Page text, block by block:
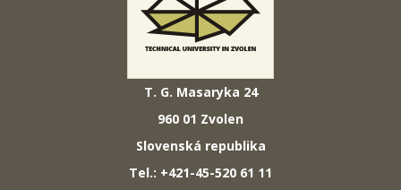
T. G. Masaryka 24
960 01 Zvolen
Slovenská republika
Tel.: +421-45-520 61 11